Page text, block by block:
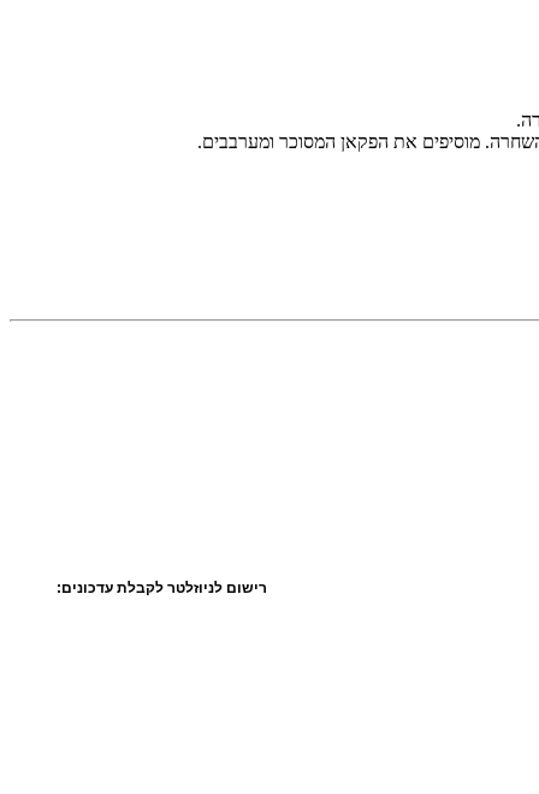
מוסיפים את הפקאן המסוכר ומערבבים.
רישום לניוזלטר לקבלת עדכונים: